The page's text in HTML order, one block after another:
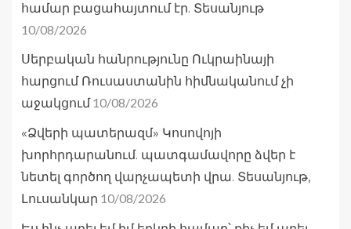
համար բացահայտում էր. Տեսանյութ
10/08/2026
Սերբական հանրությունը Ուկրաինայի
հարցում Ռուսաստանին հիմնականում չի
աջակցում 10/08/2026
«Ձվերի պատերազմ» Կոսովոյի
խորհրդարանում. պատգամավորը ձվեր է
նետել գործող վարչապետի վրա. Տեսանյութ,
Լուսանկար 10/08/2026